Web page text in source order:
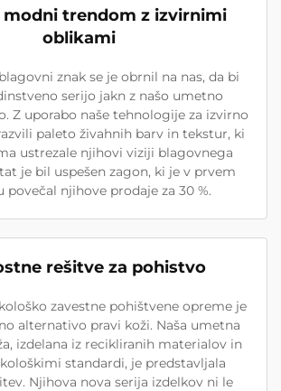
modni trendom z izvirnimi
oblikami
znak se je obrnil na nas, da bi
serijo jakn z našo umetno
Z uporabo naše tehnologije za izvirno
paleto živahnih barv in tekstur, ki
ustrezale njihovi viziji blagovnega
je bil uspešen zagon, ki je v prvem
njihove prodaje za 30 %.
rešitve za pohistvo
zavestne pohištvene opreme je
alternativo pravi koži. Naša umetna
izdelana iz recikliranih materialov in
standardi, je predstavljala
Njihova nova serija izdelkov ni le